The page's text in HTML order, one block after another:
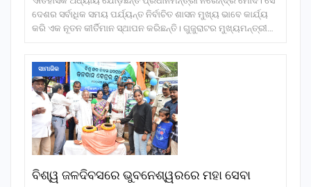
ଦେଶର ସର୍ବାଧିକ ସମୟ ପର୍ଯ୍ୟନ୍ତ ନିର୍ବାଚିତ ଶାସନ ମୁଖ୍ୟ ଭାବେ କାର୍ଯ୍ୟ
କରି ଏକ ନୂତନ କୀର୍ତିମାନ ସ୍ଥାପନ କରିଛନ୍ତି। ଗୁଜୁରାଟର ମୁଖ୍ୟମନ୍ତ୍ରୀ…
ସାମାଜିକ
ବିଶ୍ୱ ଜଳଦିବସରେ ଭୁବନେଶ୍ୱରରେ ମହା ସେବା